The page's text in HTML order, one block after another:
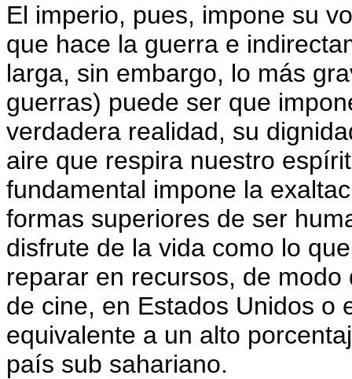
El imperio, pues, impone su
que hace la guerra e
larga, sin embargo, lo más
guerras) puede ser que
verdadera realidad, su
aire que respira nuestro
fundamental impone la
formas superiores de ser
disfrute de la vida como lo
reparar en recursos, de
de cine, en Estados Unidos o
equivalente a un alto
país sub sahariano.